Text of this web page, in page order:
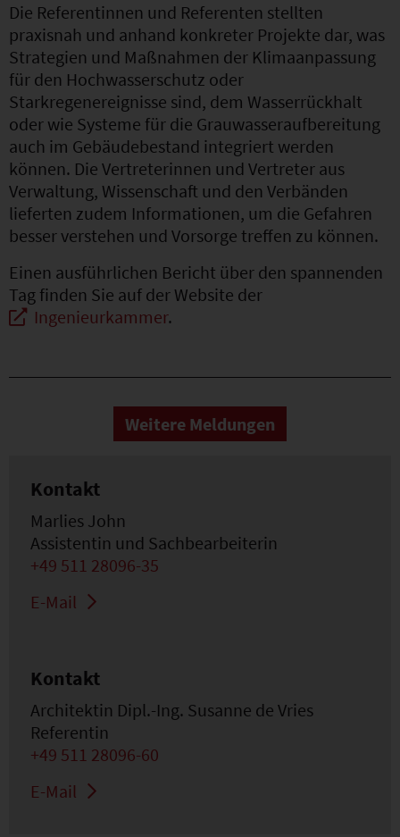
Die Referentinnen und Referenten stellten
praxisnah und anhand konkreter Projekte dar, was
Strategien und Maßnahmen der Klimaanpassung
für den Hochwasserschutz oder
Starkregenereignisse sind, dem Wasserrückhalt
oder wie Systeme für die Grauwasseraufbereitung
auch im Gebäudebestand integriert werden
können. Die Vertreterinnen und Vertreter aus
Verwaltung, Wissenschaft und den Verbänden
lieferten zudem Informationen, um die Gefahren
besser verstehen und Vorsorge treffen zu können.
Einen ausführlichen Bericht über den spannenden
Tag finden Sie auf der Website der
Ingenieurkammer.
Weitere Meldungen
Kontakt
Marlies John
Assistentin und Sachbearbeiterin
+49 511 28096-35
E-Mail
Kontakt
Architektin Dipl.-Ing. Susanne de Vries
Referentin
+49 511 28096-60
E-Mail